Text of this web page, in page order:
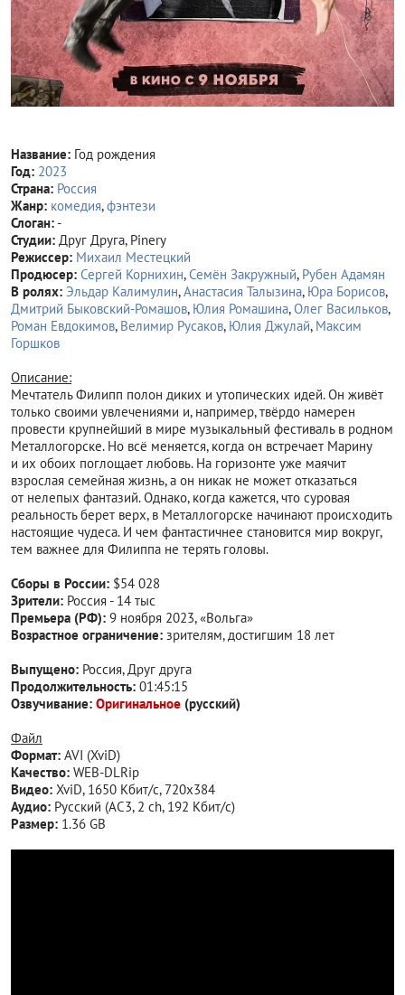
Название: Год рождения
Год: 2023
Страна: Россия
Жанр: комедия,фэнтези
Слоган:-
Студии: Друг Друга, Pinery
Режиссер: Михаил Местецкий
Продюсер: Сергей Корнихин,Семён Закружный, Рубен Адамян
В ролях: Эльдар Калимулин,Анастасия Талызина, Юра Борисов,
Дмитрий Быковский-Ромашов, Юлия Ромашина,Олег Васильков,
Роман Евдокимов, Велимир Русаков, Юлия Джулай, Максим
Горшков
Описание:
Мечтатель Филипп полон диких и утопических идей. Он живёт
только своими увлечениями и, например, твёрдо намерен
провести крупнейший в мире музыкальный фестиваль в родном
Металлогорске. Но всё меняется, когда он встречает Марину
и их обоих поглощает любовь. На горизонте уже маячит
взрослая семейная жизнь, а он никак не может отказаться
от нелепых фантазий. Однако, когда кажется, что суровая
реальность берет верх, в Металлогорске начинают происходить
настоящие чудеса. И чем фантастичнее становится мир вокруг,
тем важнее для Филиппа не терять головы.
Сборы в России: $54 028
Зрители: Россия - 14 тыс
Премьера (РФ): 9 ноября 2023, «Вольга»
Возрастное ограничение: зрителям, достигшим 18 лет
Выпущено: Россия, Друг друга
Продолжительность: 01:45:15
Озвучивание: Оригинальное (русский)
Файл
Формат: AVI (XviD)
Качество: WEB-DLRip
Видео: XviD, 1650 Кбит/с, 720x384
Аудио: Русский (AC3, 2 ch, 192 Кбит/с)
Размер: 1.36 GB